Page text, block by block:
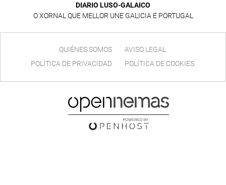
DIARIO LUSO-GALAICO
O XORNAL QUE MELLOR UNE GALICIA E PORTUGAL
QUIÉNES SOMOS
AVISO LEGAL
POLÍTICA DE PRIVACIDAD
POLÍTICA DE COOKIES